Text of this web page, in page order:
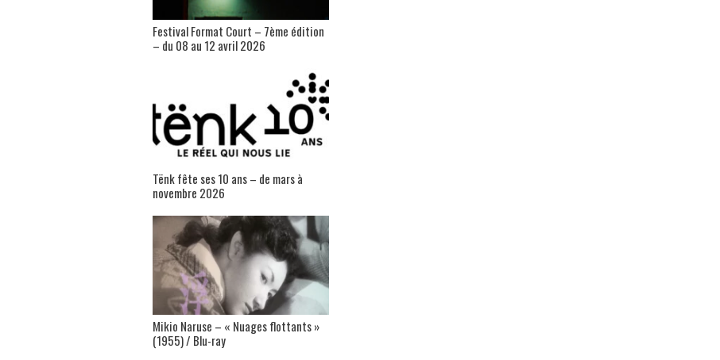
Festival Format Court – 7ème édition
– du 08 au 12 avril 2026
Tënk fête ses 10 ans – de mars à
novembre 2026
Mikio Naruse – « Nuages flottants »
(1955) / Blu-ray